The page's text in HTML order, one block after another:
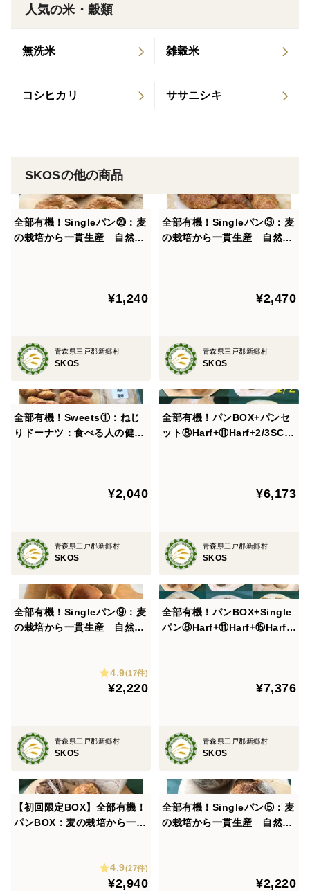
・プチパン×2
有機小麦粉で作ったテーブルロールです。有機牛乳、
有機小麦粉で作った白いパンです。有機牛乳、有機卵
を使用しています。甘味にはちみつを使い、表面に自然
栽培米粉を振ってあります。
・ヘルンヘン：ザルツ×2
・キャラメルムーン×2
有機小麦粉に有機牛乳、有機卵を使用して作ったパン
に、自然栽培小麦と有機グラニュー糖のトッピングを載
せました。再加熱時に強めに焼くとカラメル風の味にな
ります。
で作ったアホエンオイルをかけてあります。自然栽培の
・食パン
自然栽培の有機小麦のみを使用して作った有機食パンで
す。
のメロンパンがハニーブレッドに置き換わったセットで
［原材料］
［プチパン］有機小麦粉（青森県産)、有機小麦全粒粉
（青森県産)、有機酵母、食塩、有機モルトフラワー
有機酵母、有機甘麹、有機グラニュー糖、有機卵、有機
人気の米・穀類
無洗米 雑穀米
コシヒカリ ササニシキ
SKOSの他の商品
全部有機！Singleパン⑳：麦
の栽培から一貫生産 自然栽
¥1,240
青森県三戸郡新郷村
SKOS
全部有機！Singleパン③：麦
の栽培から一貫生産 自然栽
¥2,470
青森県三戸郡新郷村
SKOS
全部有機！Sweets①：ねじ
りドーナツ：食べる人の健康
¥2,040
青森県三戸郡新郷村
SKOS
全部有機！パンBOX+パンセ
ット⑧Harf+⑪Harf+2/3SCo
¥6,173
青森県三戸郡新郷村
SKOS
全部有機！Singleパン⑨：麦
の栽培から一貫生産 自然栽
4.9(17件)
¥2,220
青森県三戸郡新郷村
SKOS
全部有機！パンBOX+Single
パン⑧Harf+⑪Harf+⑮Harf+
+パン4種+Sweets2種¥7,376
青森県三戸郡新郷村
SKOS
【初回限定BOX】全部有機！
パンBOX：麦の栽培から一貫
4.9(27件)
¥2,940
全部有機！Singleパン⑤：麦
の栽培から一貫生産 自然栽
¥2,220